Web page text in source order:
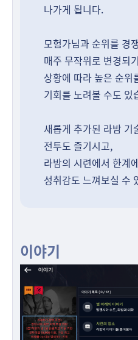
나가게 됩니다.
모험가님과 순위를 경
매주 무작위로 변경되
상황에 따라 높은 순위
기회를 노려볼 수도 있
새롭게 추가된 라밤 기
전투도 즐기시고,
라밤의 시련에서 한계
성취감도 느껴보실 수
이야기